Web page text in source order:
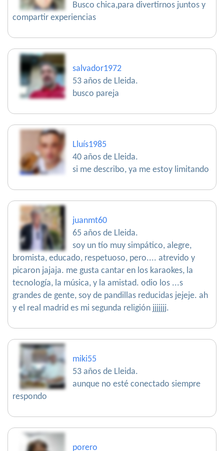
Busco chica,para divertirnos juntos y
compartir experiencias
salvador1972
53 años de Lleida.
busco pareja
Lluís1985
40 años de Lleida.
si me describo, ya me estoy limitando
juanmt60
65 años de Lleida.
soy un tío muy simpático, alegre,
bromista, educado, respetuoso, pero.... atrevido y
picaron jajaja. me gusta cantar en los karaokes, la
tecnología, la música, y la amistad. odio los ...s
grandes de gente, soy de pandillas reducidas jejeje. ah
y el real madrid es mi segunda religión jjjjjjj.
miki55
53 años de Lleida.
aunque no esté conectado siempre
respondo
porero